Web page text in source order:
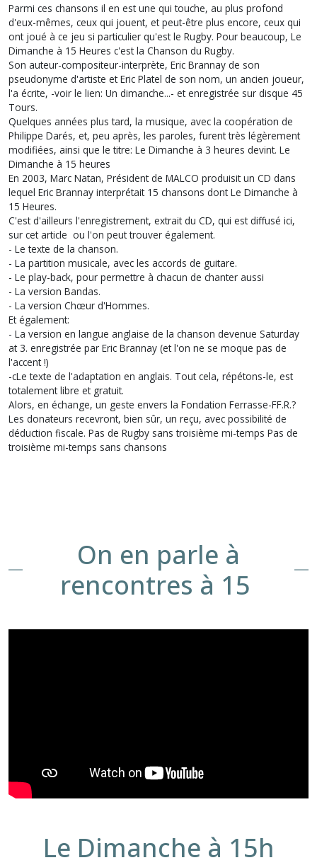
Parmi ces chansons il en est une qui touche, au plus profond
d'eux-mêmes, ceux qui jouent, et peut-être plus encore, ceux qui
ont joué à ce jeu si particulier qu'est le Rugby. Pour beaucoup, Le
Dimanche à 15 Heures c'est la Chanson du Rugby.
Son auteur-compositeur-interprète, Eric Brannay de son
pseudonyme d'artiste et Eric Platel de son nom, un ancien joueur,
l'a écrite, -voir le lien: Un dimanche...- et enregistrée sur disque 45
Tours.
Quelques années plus tard, la musique, avec la coopération de
Philippe Darés, et, peu après, les paroles, furent très légèrement
modifiées, ainsi que le titre: Le Dimanche à 3 heures devint. Le
Dimanche à 15 heures
En 2003, Marc Natan, Président de MALCO produisit un CD dans
lequel Eric Brannay interprétait 15 chansons dont Le Dimanche à
15 Heures.
C'est d'ailleurs l'enregistrement, extrait du CD, qui est diffusé ici,
sur cet article ou l'on peut trouver également.
- Le texte de la chanson.
- La partition musicale, avec les accords de guitare.
- Le play-back, pour permettre à chacun de chanter aussi
- La version Bandas.
- La version Chœur d'Hommes.
Et également:
- La version en langue anglaise de la chanson devenue Saturday
at 3. enregistrée par Eric Brannay (et l'on ne se moque pas de
l'accent !)
-cLe texte de l'adaptation en anglais. Tout cela, répétons-le, est
totalement libre et gratuit.
Alors, en échange, un geste envers la Fondation Ferrasse-FF.R.?
Les donateurs recevront, bien sûr, un reçu, avec possibilité de
déduction fiscale. Pas de Rugby sans troisième mi-temps Pas de
troisième mi-temps sans chansons
On en parle à
rencontres à 15
Le Dimanche à 15h